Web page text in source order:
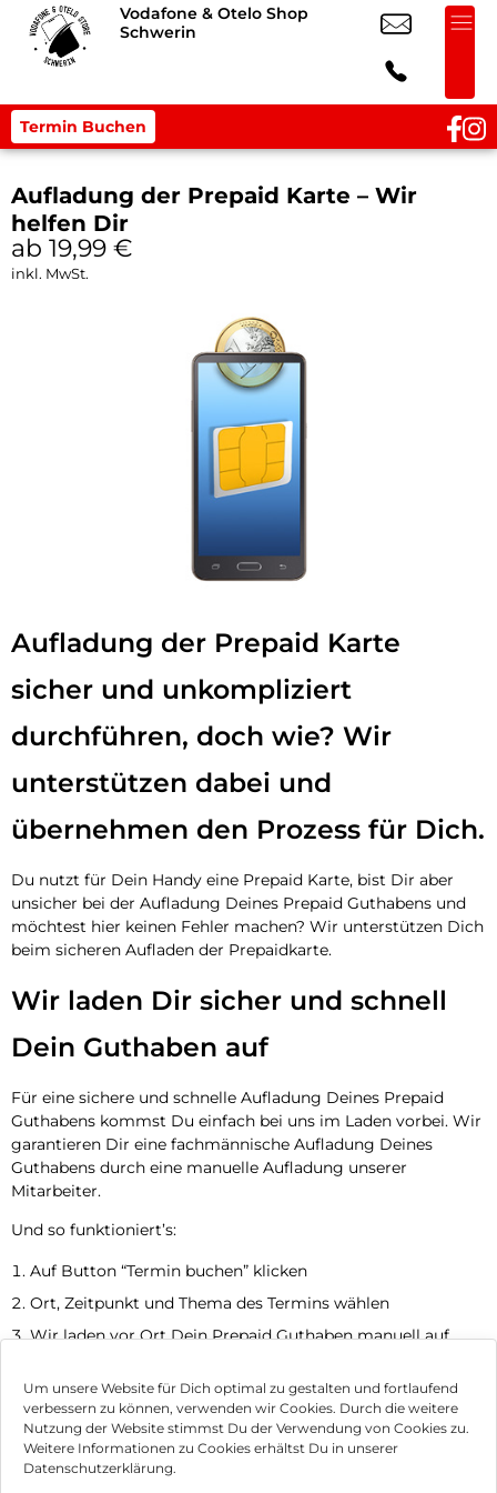
Um unsere Website für Dich optimal zu gestalten und fortlaufend
verbessern zu können, verwenden wir Cookies. Durch die weitere
Nutzung der Website stimmst Du der Verwendung von Cookies zu.
Weitere Informationen zu Cookies erhältst Du in unserer
Datenschutzerklärung.
Vodafone & Otelo Shop
Schwerin
Termin Buchen
Aufladung der Prepaid Karte – Wir
helfen Dir
ab 19,99 €
inkl. MwSt.
Aufladung der Prepaid Karte
sicher und unkompliziert
durchführen, doch wie? Wir
unterstützen dabei und
übernehmen den Prozess für Dich.
Du nutzt für Dein Handy eine Prepaid Karte, bist Dir aber
unsicher bei der Aufladung Deines Prepaid Guthabens und
möchtest hier keinen Fehler machen? Wir unterstützen Dich
beim sicheren Aufladen der Prepaidkarte.
Wir laden Dir sicher und schnell
Dein Guthaben auf
Für eine sichere und schnelle Aufladung Deines Prepaid
Guthabens kommst Du einfach bei uns im Laden vorbei. Wir
garantieren Dir eine fachmännische Aufladung Deines
Guthabens durch eine manuelle Aufladung unserer
Mitarbeiter.
Und so funktioniert’s:
Auf Button “Termin buchen” klicken
Ort, Zeitpunkt und Thema des Termins wählen
Wir laden vor Ort Dein Prepaid Guthaben manuell auf
Jetzt Termin vereinbaren
Impressum